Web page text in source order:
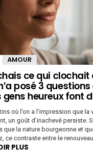
AMOUR
ce qui clochait
posé 3
gens heureux font
où l’on a l’impression que
un goût d’inachevé persiste.
que la nature bourgeonne et
ce contraste entre le
PLUS